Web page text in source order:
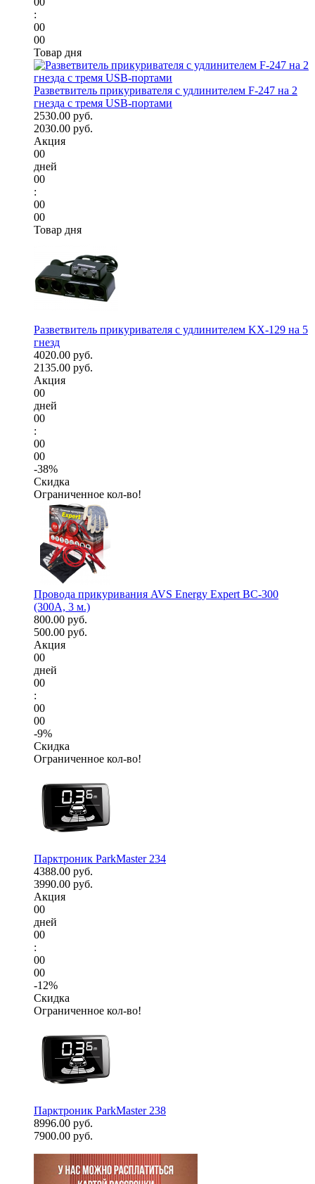
:
00
00
Товар дня
Разветвитель прикуривателя с удлинителем F-247 на 2
гнезда с тремя USB-портами
2530.00 руб.
2030.00 руб.
Акция
00
дней
00
:
00
00
Товар дня
Разветвитель прикуривателя с удлинителем KX-129 на 5
гнезд
4020.00 руб.
2135.00 руб.
Акция
00
дней
00
:
00
00
-38%
Скидка
Ограниченное кол-во!
Провода прикуривания AVS Energy Expert BC-300
(300А, 3 м.)
800.00 руб.
500.00 руб.
Акция
00
дней
00
:
00
00
-9%
Скидка
Ограниченное кол-во!
Парктроник ParkMaster 234
4388.00 руб.
3990.00 руб.
Акция
00
дней
00
:
00
00
-12%
Скидка
Ограниченное кол-во!
Парктроник ParkMaster 238
8996.00 руб.
7900.00 руб.